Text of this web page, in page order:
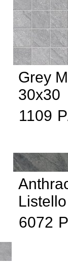
Grey
30x30
1109
6072